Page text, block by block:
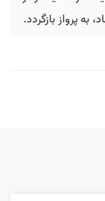
به پرواز بازگردد.